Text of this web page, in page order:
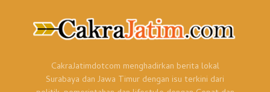
CakraJatimdotcom menghadirkan berita lokal
Surabaya dan Jawa Timur dengan isu terkini dari